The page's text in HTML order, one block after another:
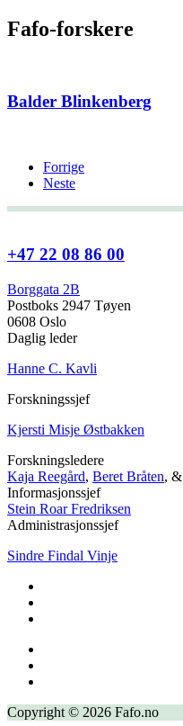
Fafo-forskere
Balder Blinkenberg
Forrige
Neste
+47 22 08 86 00
Borggata 2B
Postboks 2947 Tøyen
0608 Oslo
Daglig leder
Hanne C. Kavli
Forskningssjef
Kjersti Misje Østbakken
Forskningsledere
Kaja Reegård, Beret Bråten, &
Informasjonssjef
Stein Roar Fredriksen
Administrasjonssjef
Sindre Findal Vinje
Copyright © 2026 Fafo.no